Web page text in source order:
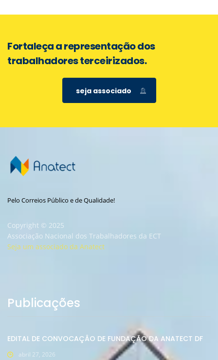
Fortaleça a representação dos
trabalhadores terceirizados.
seja associado
Pelo Correios Público e de Qualidade!
Copyright © 2025
Associação Nacional dos Trabalhadores da ECT
Seja um associado da Anatect
Publicações
EDITAL DE CONVOCAÇÂO DE FUNDAÇÃO DA ANATECT DF
abril 27, 2026